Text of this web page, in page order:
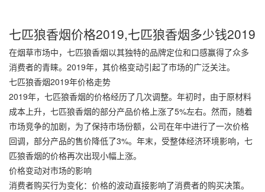
七匹狼香烟价格2019,七匹狼香烟多少钱2019
在烟草市场中，七匹狼香烟以其独特的品牌定位和口感赢得了众多
消费者的青睐。2019年，其价格变动引起了市场的广泛关注。
七匹狼香烟2019年价格走势
2019年，七匹狼香烟的价格经历了几次调整。年初时，由于原材料
成本上升，七匹狼香烟的部分产品价格上涨了5%左右。然而，随着
市场竞争的加剧，为了保持市场份额，公司在年中进行了一次价格
回调，部分产品的售价降低了3%。年末，受整体经济环境影响，七
匹狼香烟的价格再次出现小幅上涨。
价格变动对市场的影响
消费者购买行为变化：价格的波动直接影响了消费者的购买决策。